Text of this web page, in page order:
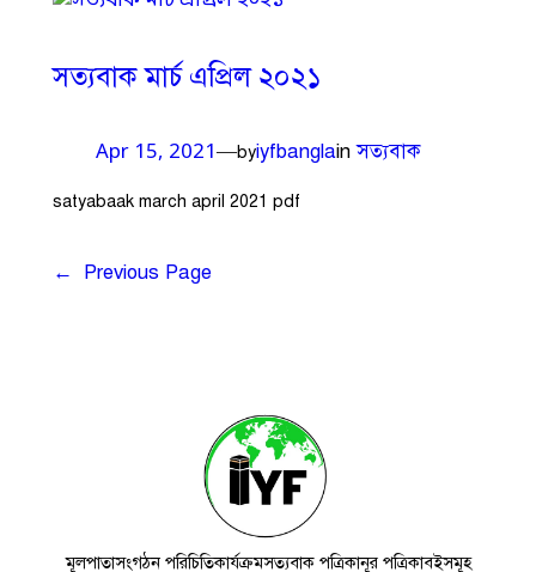
সত্যবাক মার্চ এপ্রিল ২০২১
Apr 15, 2021—byiyfbanglainসত্যবাক
satyabaak march april 2021 pdf
← Previous Page
মূলপাতাসংগঠন পরিচিতিকার্যক্রমসত্যবাক পত্রিকানূর পত্রিকাবইসমূহ